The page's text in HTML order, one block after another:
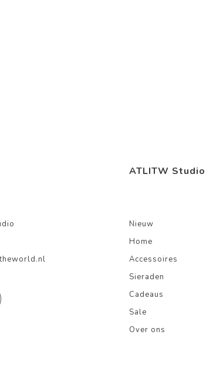
ATLITW Studio
Nieuw
Home
Accessoires
Sieraden
Cadeaus
Sale
Over ons